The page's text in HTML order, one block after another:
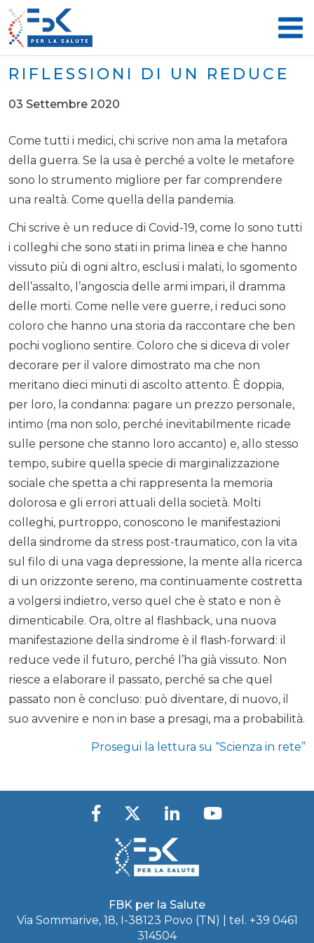
RIFLESSIONI DI UN REDUCE
03 Settembre 2020
Come tutti i medici, chi scrive non ama la metafora
della guerra. Se la usa è perché a volte le metafore
sono lo strumento migliore per far comprendere
una realtà. Come quella della pandemia.
Chi scrive è un reduce di Covid-19, come lo sono tutti
i colleghi che sono stati in prima linea e che hanno
vissuto più di ogni altro, esclusi i malati, lo sgomento
dell’assalto, l’angoscia delle armi impari, il dramma
delle morti. Come nelle vere guerre, i reduci sono
coloro che hanno una storia da raccontare che ben
pochi vogliono sentire. Coloro che si diceva di voler
decorare per il valore dimostrato ma che non
meritano dieci minuti di ascolto attento. È doppia,
per loro, la condanna: pagare un prezzo personale,
intimo (ma non solo, perché inevitabilmente ricade
sulle persone che stanno loro accanto) e, allo stesso
tempo, subire quella specie di marginalizzazione
sociale che spetta a chi rappresenta la memoria
dolorosa e gli errori attuali della società. Molti
colleghi, purtroppo, conoscono le manifestazioni
della sindrome da stress post-traumatico, con la vita
sul filo di una vaga depressione, la mente alla ricerca
di un orizzonte sereno, ma continuamente costretta
a volgersi indietro, verso quel che è stato e non è
dimenticabile. Ora, oltre al flashback, una nuova
manifestazione della sindrome è il flash-forward: il
reduce vede il futuro, perché l’ha già vissuto. Non
riesce a elaborare il passato, perché sa che quel
passato non è concluso: può diventare, di nuovo, il
suo avvenire e non in base a presagi, ma a probabilità.
Prosegui la lettura su “Scienza in rete”
FBK per la Salute
Via Sommarive, 18, I-38123 Povo (TN) | tel. +39 0461
314504